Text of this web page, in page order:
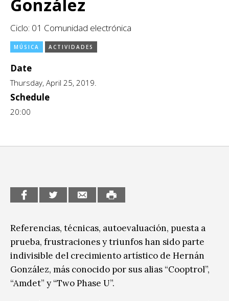
CCE en el interior/libros
Formación
Infantil y Juvenil
Letras
Música
González
Ciclo: 01 Comunidad electrónica
MÚSICA ACTIVIDADES
Date
Thursday, April 25, 2019.
Schedule
20:00
Referencias, técnicas, autoevaluación, puesta a
prueba, frustraciones y triunfos han sido parte
indivisible del crecimiento artístico de Hernán
González, más conocido por sus alias “Cooptrol”,
“Amdet” y “Two Phase U”.